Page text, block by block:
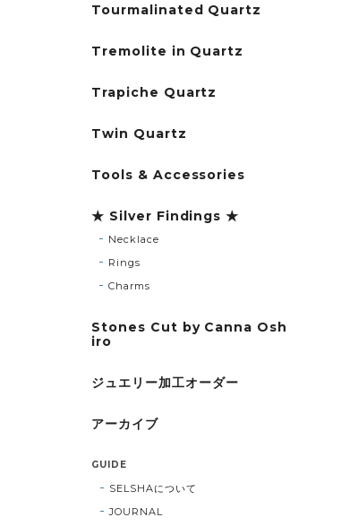
Tourmalinated Quartz
Tremolite in Quartz
Trapiche Quartz
Twin Quartz
Tools & Accessories
★ Silver Findings ★
Necklace
Rings
Charms
Stones Cut by Canna Osh
iro
ジュエリー加工オーダー
アーカイブ
GUIDE
SELSHAについて
JOURNAL